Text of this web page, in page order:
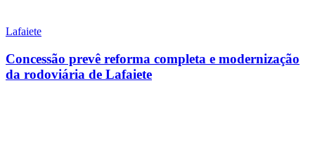
Lafaiete
Concessão prevê reforma completa e modernização
da rodoviária de Lafaiete